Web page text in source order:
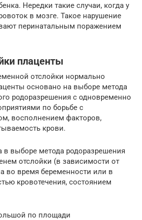
Нередки такие случаи, когда у
в мозге. Такое нарушение
перинатальным поражением
плаценты
отслойки нормально
основано на выборе метода
родоразрешения с одновременно
по борьбе с
восполнением факторов,
крови.
в выборе метода родоразрешения
отслойки (в зависимости от
во время беременности или в
кровотечения, состоянием
по площади